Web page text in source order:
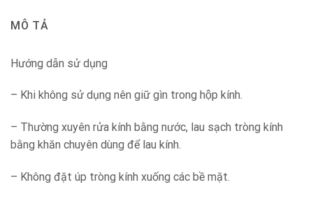
MÔ TẢ
Hướng dẫn sử dụng
– Khi không sử dụng nên giữ gìn trong hộp kính.
– Thường xuyên rửa kính bằng nước, lau sạch tròng kính
bằng khăn chuyên dùng để lau kính.
– Không đặt úp tròng kính xuống các bề mặt.